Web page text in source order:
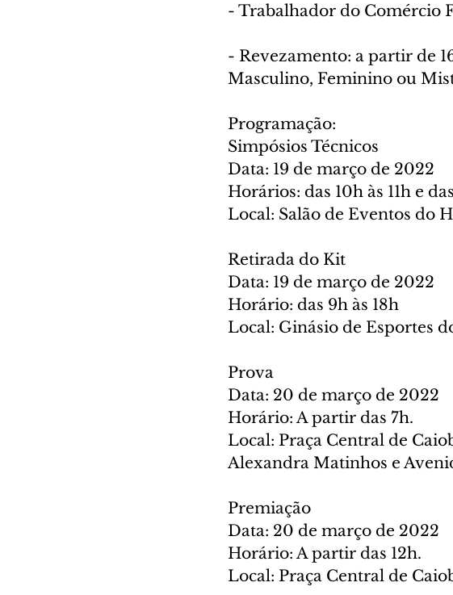
- Trabalhador do Comércio
- Revezamento: a partir de
Masculino, Feminino ou
Programação:
Simpósios Técnicos
Data: 19 de março de 2022
Horários: das 10h às 11h e
Local: Salão de Eventos do
Retirada do Kit
Data: 19 de março de 2022
Horário: das 9h às 18h
Local: Ginásio de Esportes
Prova
Data: 20 de março de 2022
Horário: A partir das 7h.
Local: Praça Central de
Alexandra Matinhos e
Premiação
Data: 20 de março de 2022
Horário: A partir das 12h.
Local: Praça Central de